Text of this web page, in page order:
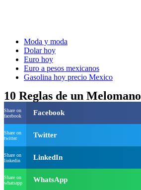
Moda y moda
Dolar hoy
Euro hoy
Euro a pesos mexicanos
Gasolina hoy precio Mexico
10 Reglas de un Melomano
Share on
facebook
Facebook
Share on
twitter
Twitter
Share on
linkedin
LinkedIn
Share on
whatsapp
WhatsApp